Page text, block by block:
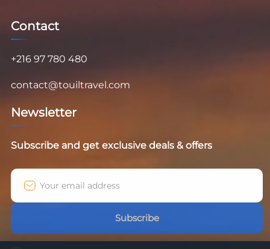
Contact
+216 97 780 480
contact@touiltravel.com
Newsletter
Subscribe and get exclusive deals & offers
Subscribe